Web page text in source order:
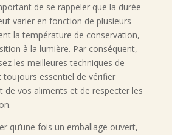
de se rappeler que la durée
varier en fonction de plusieurs
la température de conservation,
à la lumière. Par conséquent,
les meilleures techniques de
toujours essentiel de vérifier
de vos aliments et de respecter les
qu’une fois un emballage ouvert,